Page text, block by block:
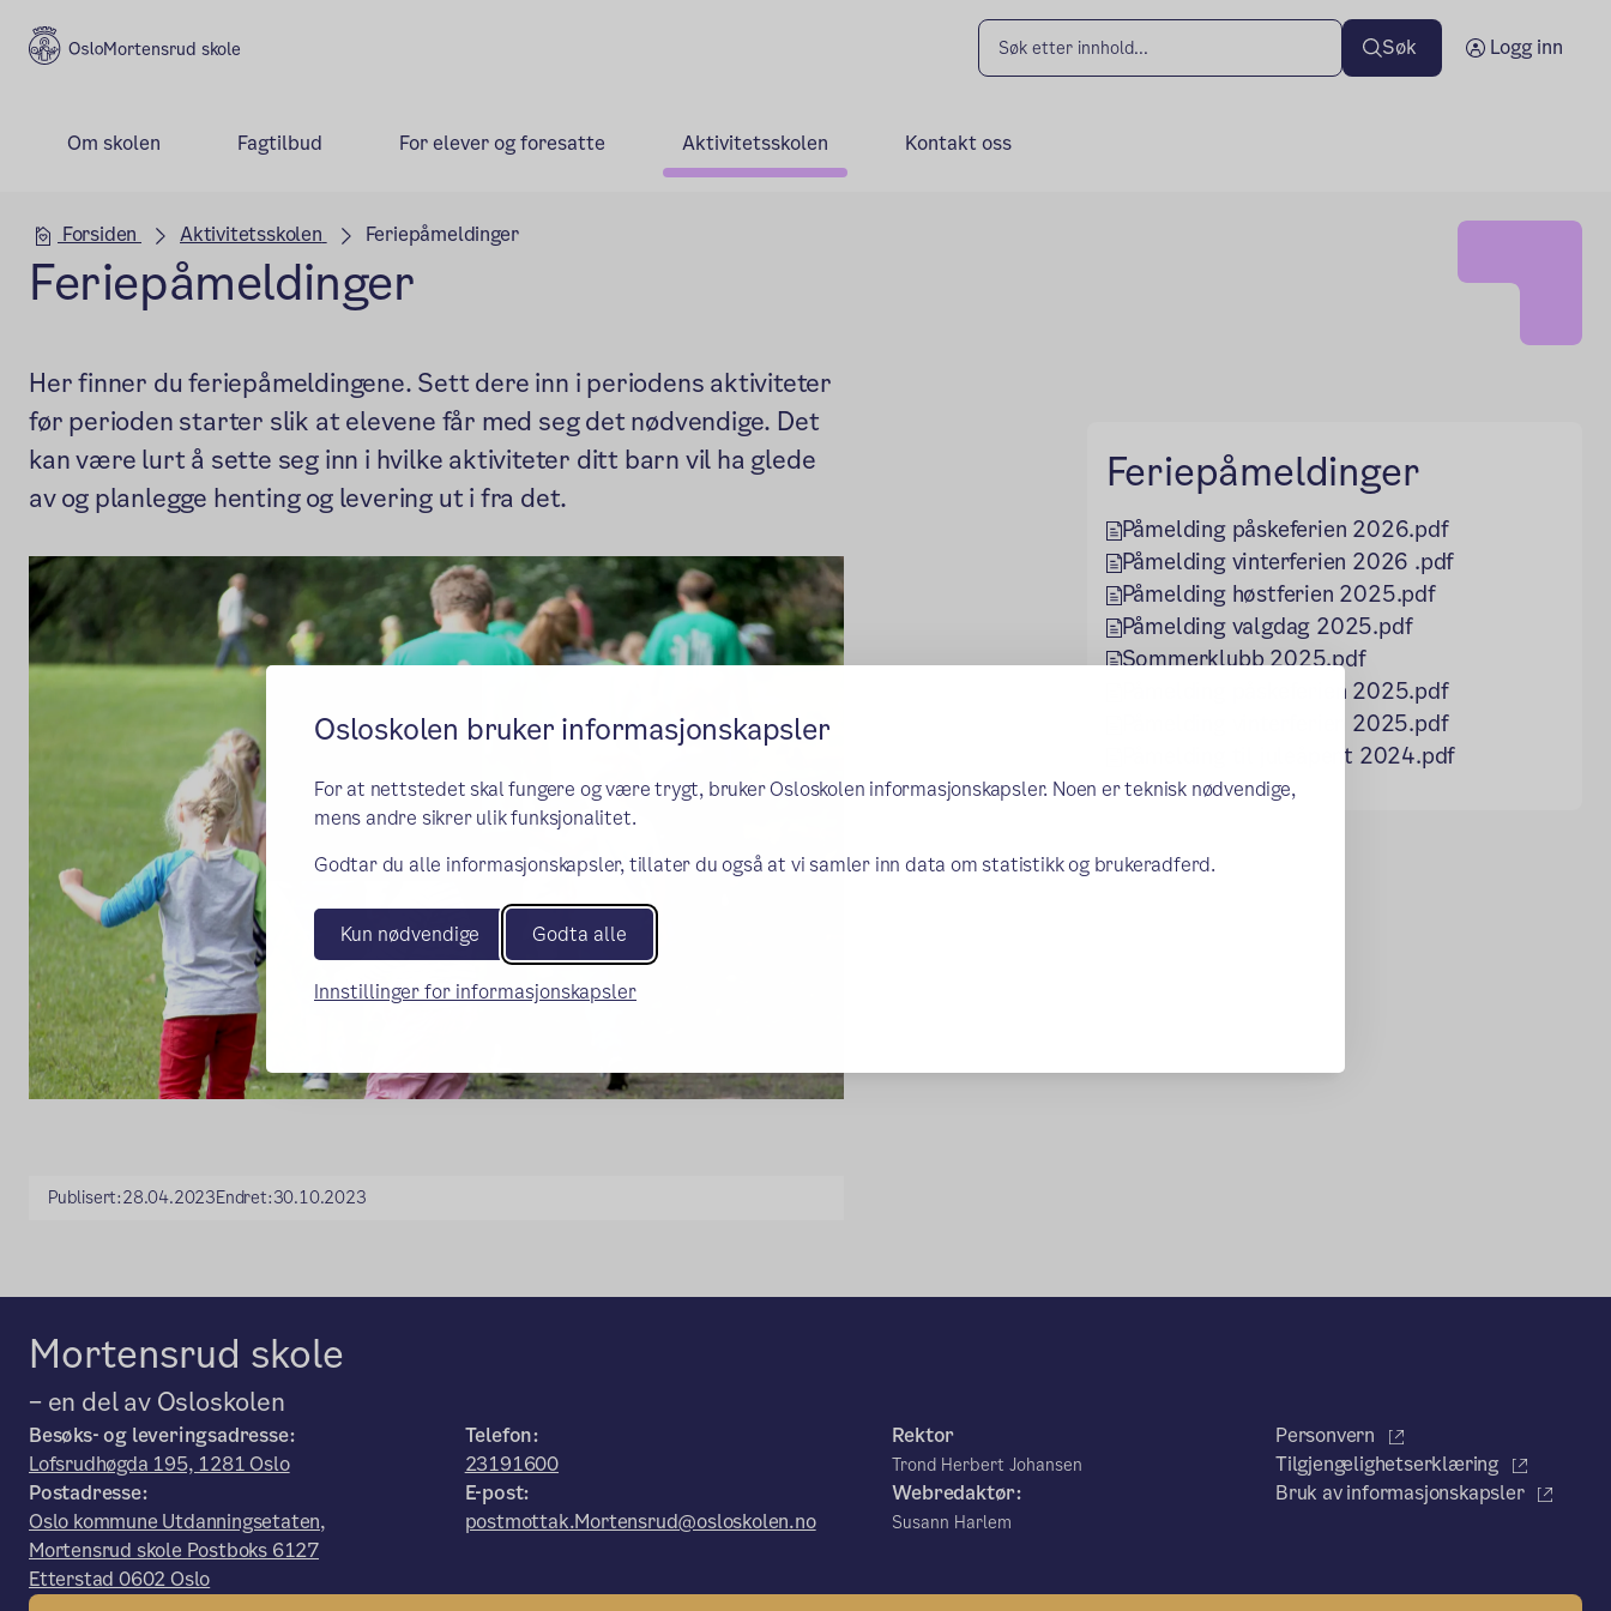
Osloskolen bruker informasjonskapsler
For at nettstedet skal fungere og være trygt, bruker Osloskolen informasjonskapsler. Noen er teknisk nødvendige,
mens andre sikrer ulik funksjonalitet.
Godtar du alle informasjonskapsler, tillater du også at vi samler inn data om statistikk og brukeradferd.
Kun nødvendige Godta alle
Innstillinger for informasjonskapsler
Mortensrud skole Søk Logg inn
Om skolen Fagtilbud For elever og foresatte Aktivitetsskolen Kontakt oss
Hovedseksjon
Forsiden Aktivitetsskolen Feriepåmeldinger
Feriepåmeldinger
Her finner du feriepåmeldingene. Sett dere inn i periodens aktiviteter
før perioden starter slik at elevene får med seg det nødvendige. Det
kan være lurt å sette seg inn i hvilke aktiviteter ditt barn vil ha glede
av og planlegge henting og levering ut i fra det.
Publisert:28.04.2023Endret:30.10.2023
Feriepåmeldinger
Påmelding påskeferien 2026.pdf
Påmelding vinterferien 2026 .pdf
Påmelding høstferien 2025.pdf
Påmelding valgdag 2025.pdf
Sommerklubb 2025.pdf
Påmelding påskeferien 2025.pdf
Påmelding vinterferien 2025.pdf
Påmelding til juleåpent 2024.pdf
Mortensrud skole
– en del av Osloskolen
Besøks- og leveringsadresse:
Lofsrudhøgda 195, 1281 Oslo
Postadresse:
Oslo kommune Utdanningsetaten,
Mortensrud skole Postboks 6127
Etterstad 0602 Oslo
Telefon:
23191600
E-post:
postmottak.Mortensrud@osloskolen.no
Rektor
Trond Herbert Johansen
Webredaktør:
Susann Harlem
Personvern
Tilgjengelighetserklæring
Bruk av informasjonskapsler